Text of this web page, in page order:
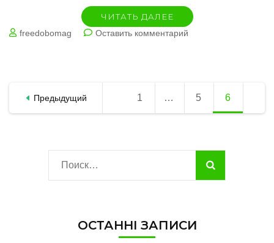
ЧИТАТЬ ДАЛЕЕ
freedobomag
Оставить комментарий
локдаун.
Що
записей
Предыдущий Страница
1 … Страница
5 Страница
6
Найти:
ОСТАННІ ЗАПИСИ